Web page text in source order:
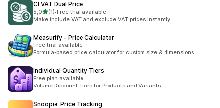
CI VAT Dual Price
5,0/ 5 tähteä
(1)
1 arvostelua yhteensä
•Free trial available
Make include VAT and exclude VAT prices Instantly
Measurify ‑ Price Calculator
Free trial available
Formula-based price calculator for custom size & dimensions
Individual Quantity Tiers
Free plan available
Volume Discount Tiers for Products and Variants
Snoopie: Price Tracking